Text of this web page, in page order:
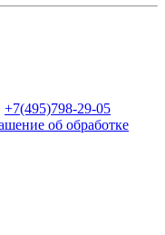
+7(495)798-29-05
об обработке